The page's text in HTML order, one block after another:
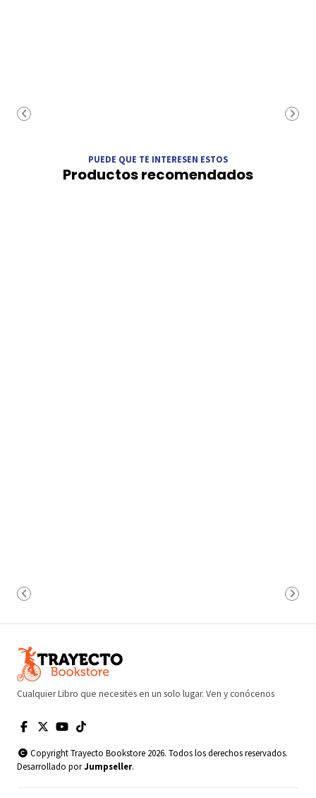
PUEDE QUE TE INTERESEN ESTOS
Productos recomendados
Cualquier Libro que necesites en un solo lugar. Ven y conócenos
Copyright Trayecto Bookstore 2026. Todos los derechos reservados.
Desarrollado porJumpseller.